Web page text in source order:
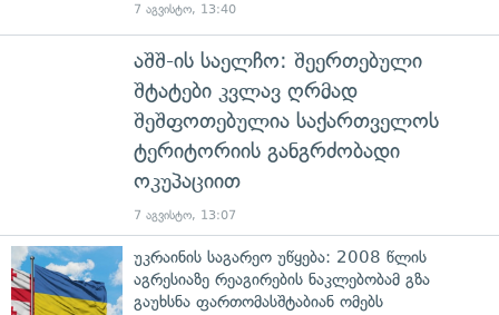
7 აგვისტო, 13:40
აშშ-ის საელჩო: შეერთებული
შტატები კვლავ ღრმად
შეშფოთებულია საქართველოს
ტერიტორიის განგრძობადი
ოკუპაციით
7 აგვისტო, 13:07
უკრაინის საგარეო უწყება: 2008 წლის
აგრესიაზე რეაგირების ნაკლებობამ გზა
გაუხსნა ფართომასშტაბიან ომებს